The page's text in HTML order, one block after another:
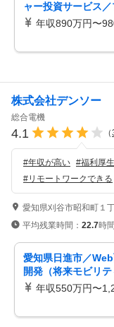
ャー投資サービス
マネジメント／
年収890万円〜
株式会社デンソー
総合電機
4.1 （
#年収が高い #福利厚
#リモートワークできる
愛知県刈谷市昭和町１
平均残業時間： 22.7時間
愛知県日進市／
開発（将来モビリ
サ）／ミライズ
年収550万円〜